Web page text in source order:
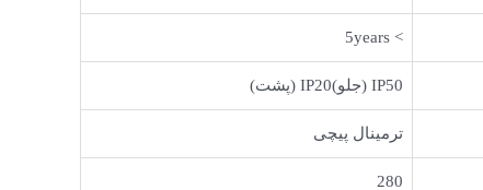
> 5years
IP50 (جلو)IP20 (پشت)
ترمینال پیچی
280